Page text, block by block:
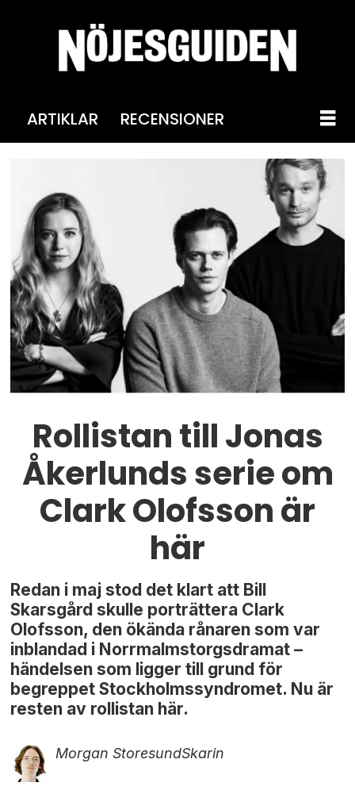
ARTIKLAR RECENSIONER
Rollistan till Jonas
Åkerlunds serie om
Clark Olofsson är
här
Redan i maj stod det klart att Bill
Skarsgård skulle porträttera Clark
Olofsson, den ökända rånaren som var
inblandad i Norrmalmstorgsdramat –
händelsen som ligger till grund för
begreppet Stockholmssyndromet. Nu är
resten av rollistan här.
Morgan StoresundSkarin